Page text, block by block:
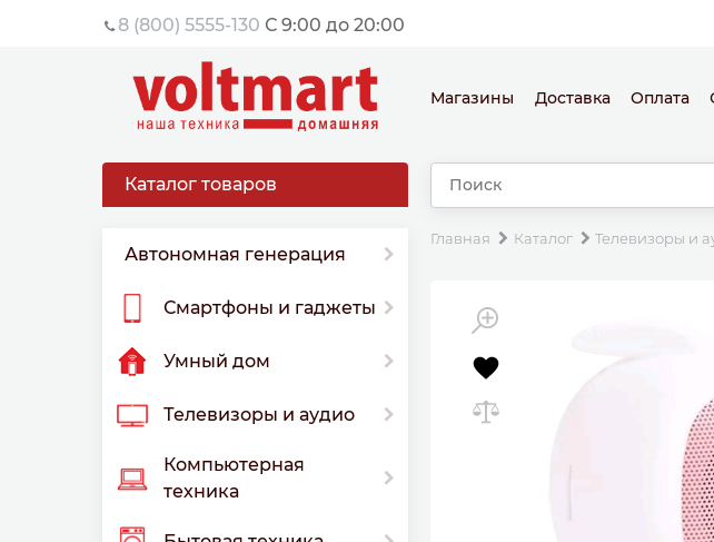
8 (800) 5555-130 С 9:00 до 20:00
Магазины Доставка Оплата
Каталог товаров
Автономная генерация
Смартфоны и гаджеты
Умный дом
Телевизоры и аудио
Компьютерная
техника
Главная Каталог Телевизоры и